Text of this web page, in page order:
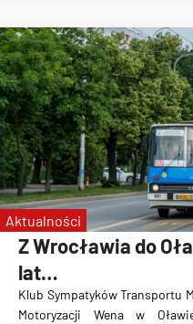
Z Wrocławia do
lat…
Klub Sympatyków Transportu
Motoryzacji Wena w
Aktualności